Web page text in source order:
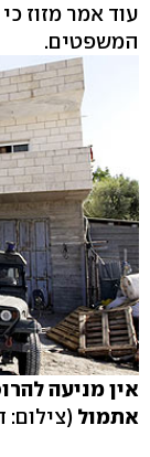
עוד אמר מזוז
המשפטים.
אין מניעה
אתמול (צילום: